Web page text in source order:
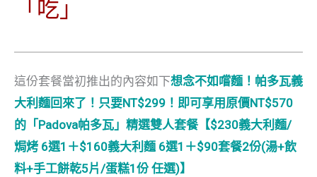
「吃」
這份套餐當初推出的內容如下想念不如嚐麵！帕多瓦義
大利麵回來了！只要NT$299！即可享用原價NT$570
的「Padova帕多瓦」精選雙人套餐【$230義大利麵/
焗烤 6選1＋$160義大利麵 6選1＋$90套餐2份(湯+飲
料+手工餅乾5片/蛋糕1份 任選)】